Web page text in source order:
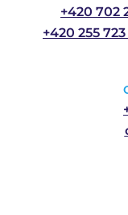
+420 702
+420 255 723